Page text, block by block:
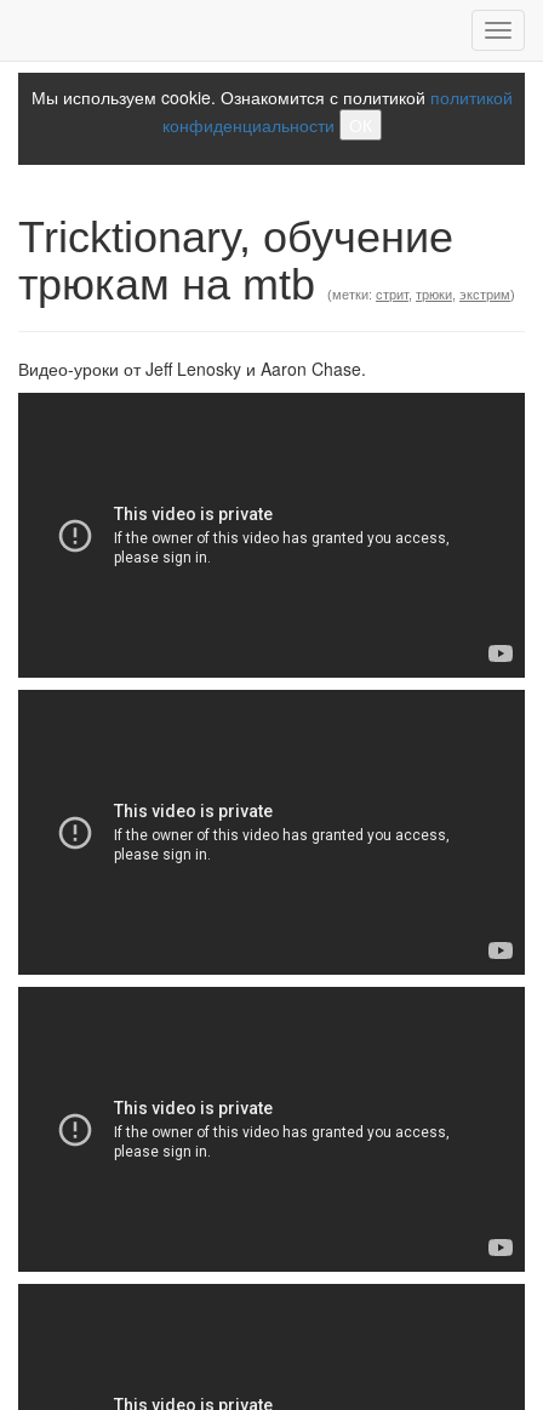
Мы используем cookie. Ознакомится с политикой политикой
конфиденциальности
Tricktionary, обучение
трюкам на mtb
(метки: стрит, трюки экстрим)
Видео-уроки от Jeff Lenosky и Aaron Chase.